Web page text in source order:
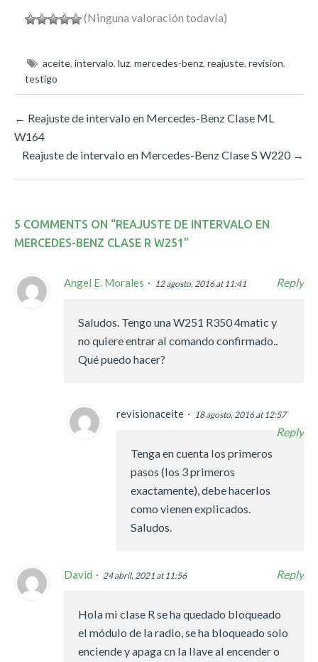
(Ninguna valoración todavía)
aceite, intervalo, luz, mercedes-benz, reajuste, revision,
testigo
← Reajuste de intervalo en Mercedes-Benz Clase ML
W164
Reajuste de intervalo en Mercedes-Benz Clase S W220 →
5 COMMENTS ON “REAJUSTE DE INTERVALO EN
MERCEDES-BENZ CLASE R W251”
Angel E. Morales 12 agosto, 2016 at 11:41 Reply
Saludos. Tengo una W251 R350 4matic y
no quiere entrar al comando confirmado..
Qué puedo hacer?
revisionaceite 18 agosto, 2016 at 12:57
Reply
Tenga en cuenta los primeros
pasos (los 3 primeros
exactamente), debe hacerlos
como vienen explicados.
Saludos.
David 24 abril, 2021 at 11:56 Reply
Hola mi clase R se ha quedado bloqueado
el módulo de la radio, se ha bloqueado solo
enciende y apaga cn la llave al encender o